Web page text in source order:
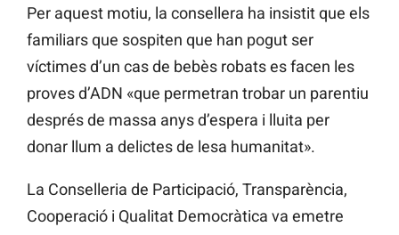
Per aquest motiu, la consellera ha insistit que els
familiars que sospiten que han pogut ser
víctimes d’un cas de bebès robats es facen les
proves d’ADN «que permetran trobar un parentiu
després de massa anys d’espera i lluita per
donar llum a delictes de lesa humanitat».
La Conselleria de Participació, Transparència,
Cooperació i Qualitat Democràtica va emetre